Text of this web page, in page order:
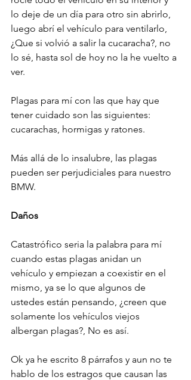
lo deje de un día para otro sin abrirlo,
luego abrí el vehículo para ventilarlo,
¿Que si volvió a salir la cucaracha?, no
lo sé, hasta sol de hoy no la he vuelto a
ver.
Plagas para mí con las que hay que
tener cuidado son las siguientes:
cucarachas, hormigas y ratones.
Más allá de lo insalubre, las plagas
pueden ser perjudiciales para nuestro
BMW.
Daños
Catastrófico seria la palabra para mí
cuando estas plagas anidan un
vehículo y empiezan a coexistir en el
mismo, ya se lo que algunos de
ustedes están pensando, ¿creen que
solamente los vehículos viejos
albergan plagas?, No es así.
Ok ya he escrito 8 párrafos y aun no te
hablo de los estragos que causan las